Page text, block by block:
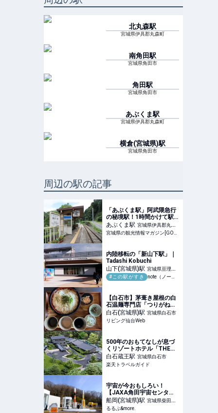
北丸森駅
宮城県伊具郡丸森町
南角田駅
宮城県角田市
角田駅
宮城県角田市
あぶくま駅
宮城県伊具郡丸森町
横倉(宮城県)駅
宮城県角田市
周辺の駅の記事
「あぶくま駅」阿武隈急行
の秘境駅！1時間かけて駅
周辺を散策してみた -
GOGO MIYAGI!
あぶくま駅 宮城県伊具郡丸森
町
宮城県の観光情報マガジン[GOGO MIYAGI!]
内陸移転の「新山下駅」｜
Tadashi Kobuchi
山下(宮城県)駅 宮城県亘理郡
山元町
#この駅がすき note（ノート）
【白石市】茅葺き屋根の白
石温麺専門店「つりがね
庵」で味わう手延べ温麺に
驚き
白石(宮城県)駅 宮城県白石市
リビング仙台Web
500年のおもてなしが息づ
くリゾートホテル「THE
YUKAWA 一條支店」が宮
城県白石市に誕生 【楽天ト
ラベル】
白石蔵王駅 宮城県白石市
楽天トラベルガイド
宇宙が今おもしろい！
【JAXA角田宇宙センタ
ー】で宇宙のロマンを体感♪
｜るるぶ&more.
船岡(宮城県)駅 宮城県柴田郡
柴田町
るるぶ&more.